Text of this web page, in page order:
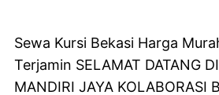
Sewa Kursi Bekasi Harga
Terjamin SELAMAT DATANG
MANDIRI JAYA KOLABORASI